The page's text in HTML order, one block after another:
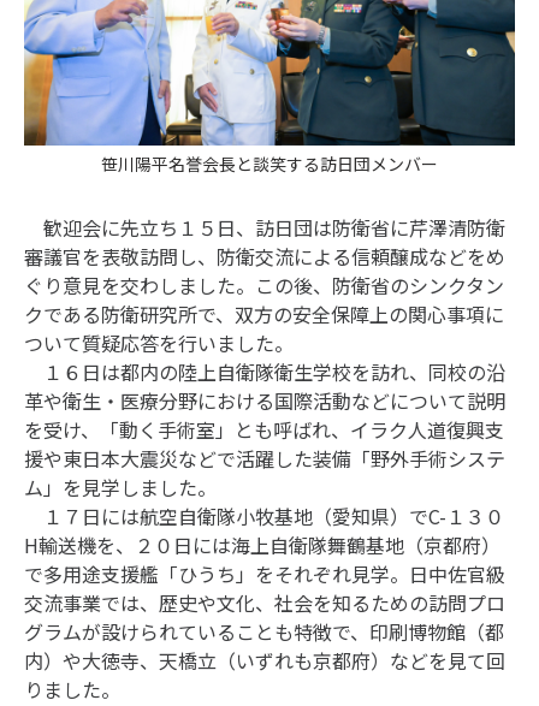
笹川陽平名誉会長と談笑する訪日団メンバー
歓迎会に先立ち１５日、訪日団は防衛省に芹澤清防衛
審議官を表敬訪問し、防衛交流による信頼醸成などをめ
ぐり意見を交わしました。この後、防衛省のシンクタン
クである防衛研究所で、双方の安全保障上の関心事項に
ついて質疑応答を行いました。
１６日は都内の陸上自衛隊衛生学校を訪れ、同校の沿
革や衛生・医療分野における国際活動などについて説明
を受け、「動く手術室」とも呼ばれ、イラク人道復興支
援や東日本大震災などで活躍した装備「野外手術システ
ム」を見学しました。
１７日には航空自衛隊小牧基地（愛知県）でC-１３０
H輸送機を、２０日には海上自衛隊舞鶴基地（京都府）
で多用途支援艦「ひうち」をそれぞれ見学。日中佐官級
交流事業では、歴史や文化、社会を知るための訪問プロ
グラムが設けられていることも特徴で、印刷博物館（都
内）や大徳寺、天橋立（いずれも京都府）などを見て回
りました。